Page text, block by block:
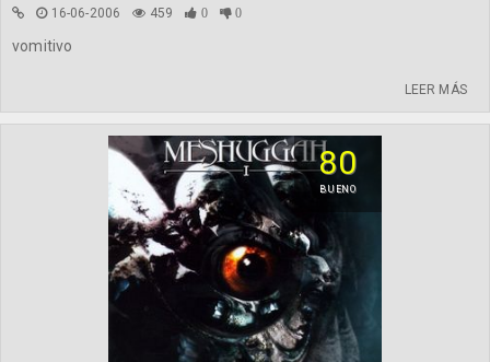
16-06-2006 459 0 0
vomitivo
LEER MÁS
80
BUENO